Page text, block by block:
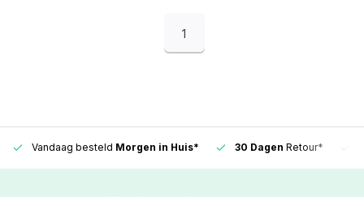
1
Vandaag besteld Morgen in Huis* 30 Dagen Retour*